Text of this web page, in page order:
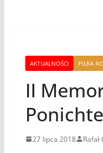
AKTUALNOŚCI PIŁKA
II
27 lipca 2018 Rafał